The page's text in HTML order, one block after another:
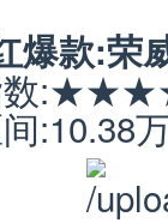
爆款:荣
数
:10.38